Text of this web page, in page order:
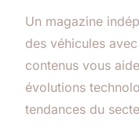
Un magazine
des véhicules
contenus vous
évolutions
tendances du